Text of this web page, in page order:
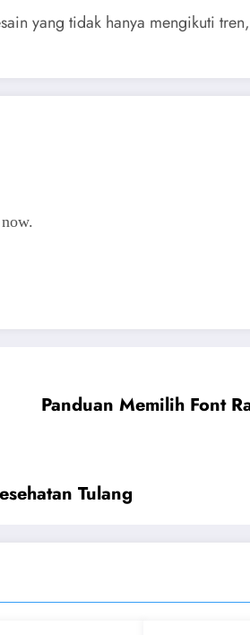
yang tidak hanya mengikuti
now.
Panduan Memilih Font
Tulang